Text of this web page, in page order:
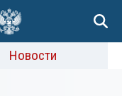
Новости